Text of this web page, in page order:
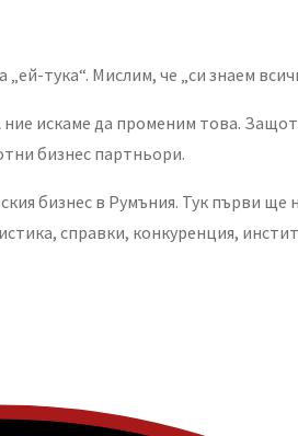
тука“. Мислим, че „си знаем
искаме да променим това.
бизнес партньори.
бизнес в Румъния. Тук първи
справки, конкуренция,